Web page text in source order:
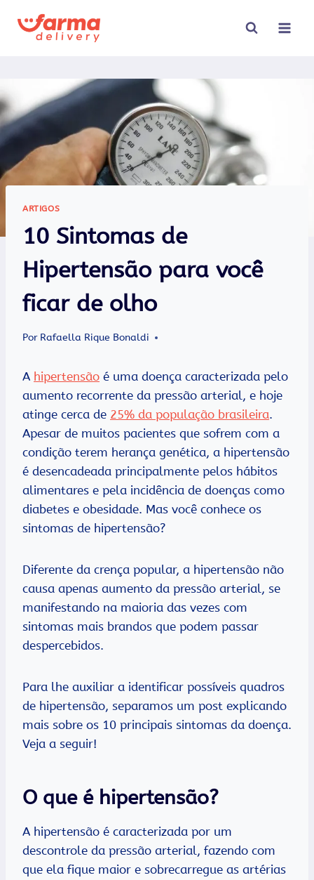
para
ARTIGOS
10 Sintomas de
Hipertensão para você
ficar de olho
Por Rafaella Rique Bonaldi
A hipertensão é uma doença caracterizada pelo
aumento recorrente da pressão arterial, e hoje
atinge cerca de 25% da população brasileira.
Apesar de muitos pacientes que sofrem com a
condição terem herança genética, a hipertensão
é desencadeada principalmente pelos hábitos
alimentares e pela incidência de doenças como
diabetes e obesidade. Mas você conhece os
sintomas de hipertensão?
Diferente da crença popular, a hipertensão não
causa apenas aumento da pressão arterial, se
manifestando na maioria das vezes com
sintomas mais brandos que podem passar
despercebidos.
Para lhe auxiliar a identificar possíveis quadros
de hipertensão, separamos um post explicando
mais sobre os 10 principais sintomas da doença.
Veja a seguir!
O que é hipertensão?
A hipertensão é caracterizada por um
descontrole da pressão arterial, fazendo com
que ela fique maior e sobrecarregue as artérias